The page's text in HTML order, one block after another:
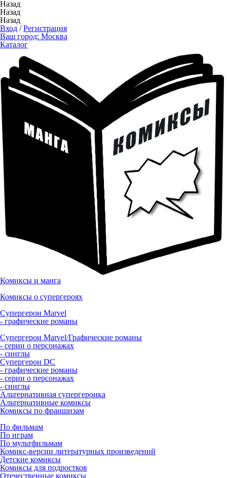
Назад
Назад
Назад
Вход /Регистрация
Ваш город: Москва
Каталог
Комиксы и манга
Комиксы о супергероях
Супергерои Marvel
- графические романы
Супергерои Marvel/Графические романы
- серии о персонажах
- синглы
Супергерои DC
- графические романы
- серии о персонажах
- синглы
Альтернативная супергероика
Альтернативные комиксы
Комиксы по франшизам
По фильмам
По играм
По мультфильмам
Комикс-версии литературных произведений
Детские комиксы
Комиксы для подростков
Отечественные комиксы